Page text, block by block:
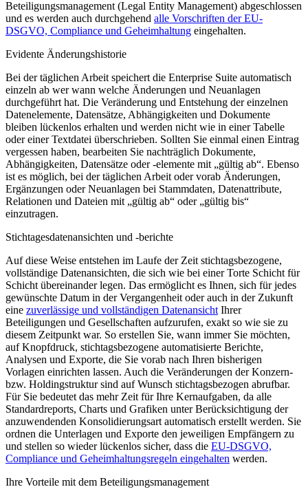
Beteiligungsmanagement (Legal Entity Management) abgeschlossen
und es werden auch durchgehend alle Vorschriften der EU-
DSGVO, Compliance und Geheimhaltung eingehalten.
Evidente Änderungshistorie
Bei der täglichen Arbeit speichert die Enterprise Suite automatisch
einzeln ab wer wann welche Änderungen und Neuanlagen
durchgeführt hat. Die Veränderung und Entstehung der einzelnen
Datenelemente, Datensätze, Abhängigkeiten und Dokumente
bleiben lückenlos erhalten und werden nicht wie in einer Tabelle
oder einer Textdatei überschrieben. Sollten Sie einmal einen Eintrag
vergessen haben, bearbeiten Sie nachträglich Dokumente,
Abhängigkeiten, Datensätze oder -elemente mit „gültig ab“. Ebenso
ist es möglich, bei der täglichen Arbeit oder vorab Änderungen,
Ergänzungen oder Neuanlagen bei Stammdaten, Datenattribute,
Relationen und Dateien mit „gültig ab“ oder „gültig bis“
einzutragen.
Stichtagesdatenansichten und -berichte
Auf diese Weise entstehen im Laufe der Zeit stichtagsbezogene,
vollständige Datenansichten, die sich wie bei einer Torte Schicht für
Schicht übereinander legen. Das ermöglicht es Ihnen, sich für jedes
gewünschte Datum in der Vergangenheit oder auch in der Zukunft
eine zuverlässige und vollständigen Datenansicht Ihrer
Beteiligungen und Gesellschaften aufzurufen, exakt so wie sie zu
diesem Zeitpunkt war. So erstellen Sie, wann immer Sie möchten,
auf Knopfdruck, stichtagsbezogene automatisierte Berichte,
Analysen und Exporte, die Sie vorab nach Ihren bisherigen
Vorlagen einrichten lassen. Auch die Veränderungen der Konzern-
bzw. Holdingstruktur sind auf Wunsch stichtagsbezogen abrufbar.
Für Sie bedeutet das mehr Zeit für Ihre Kernaufgaben, da alle
Standardreports, Charts und Grafiken unter Berücksichtigung der
anzuwendenden Konsolidierungsart automatisch erstellt werden. Sie
ordnen die Unterlagen und Exporte den jeweiligen Empfängern zu
und stellen so wieder lückenlos sicher, dass die EU-DSGVO,
Compliance und Geheimhaltungsregeln eingehalten werden.
Ihre Vorteile mit dem Beteiligungsmanagement